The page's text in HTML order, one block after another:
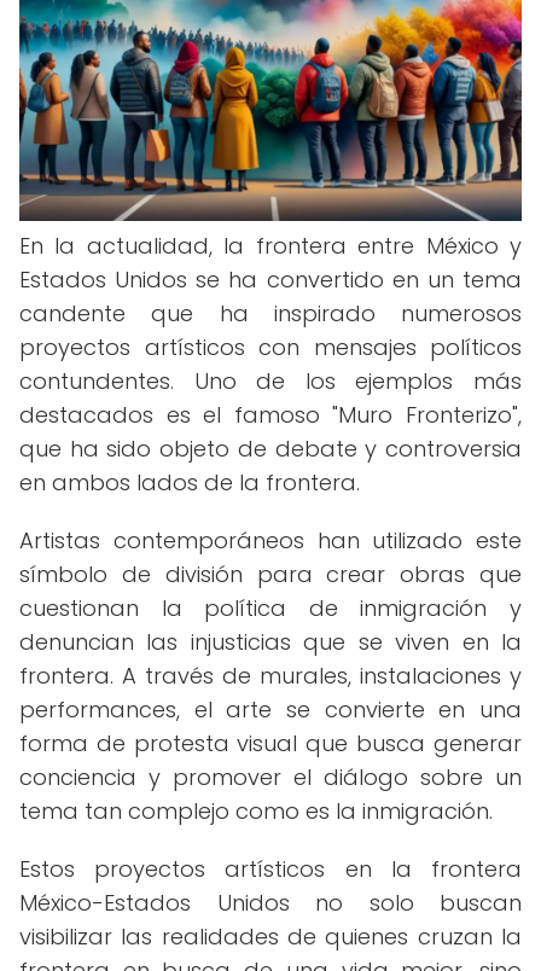
En la actualidad, la frontera entre México y
Estados Unidos se ha convertido en un tema
candente que ha inspirado numerosos
proyectos artísticos con mensajes políticos
contundentes. Uno de los ejemplos más
destacados es el famoso "Muro Fronterizo",
que ha sido objeto de debate y controversia
en ambos lados de la frontera.
Artistas contemporáneos han utilizado este
símbolo de división para crear obras que
cuestionan la política de inmigración y
denuncian las injusticias que se viven en la
frontera. A través de murales, instalaciones y
performances, el arte se convierte en una
forma de protesta visual que busca generar
conciencia y promover el diálogo sobre un
tema tan complejo como es la inmigración.
Estos proyectos artísticos en la frontera
México-Estados Unidos no solo buscan
visibilizar las realidades de quienes cruzan la